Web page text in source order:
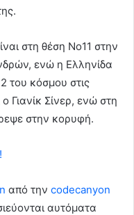
στη θέση Νο11 στην
ενώ η Ελληνίδα
του κόσμου στις
Γιανίκ Σίνερ, ενώ στη
στην κορυφή.
από την codecanyon
αυτόματα